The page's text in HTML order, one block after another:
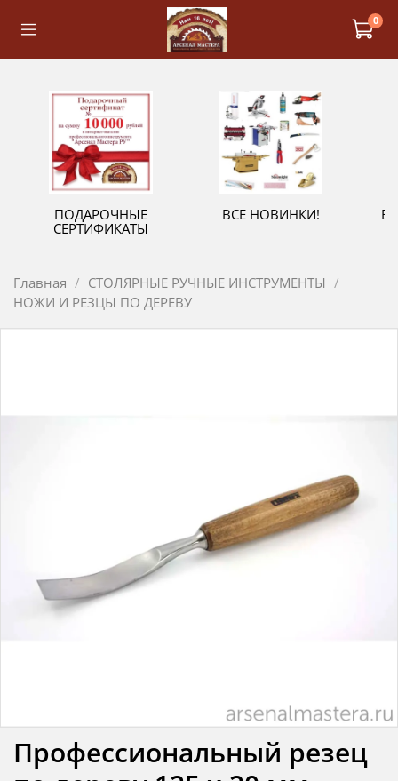
0
ПОДАРОЧНЫЕ
СЕРТИФИКАТЫ
ВСЕ НОВИНКИ!
Главная
СТОЛЯРНЫЕ РУЧНЫЕ ИНСТРУМЕНТЫ
НОЖИ И РЕЗЦЫ ПО ДЕРЕВУ
Профессиональный резец